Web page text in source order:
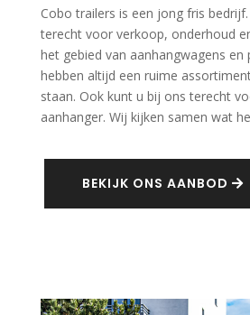
Cobo trailers is een jong fris
terecht voor verkoop, onderhoud
het gebied van aanhangwagens en
hebben altijd een ruime
staan. Ook kunt u bij ons terecht
aanhanger. Wij kijken samen wat
BEKIJK ONS AANBOD